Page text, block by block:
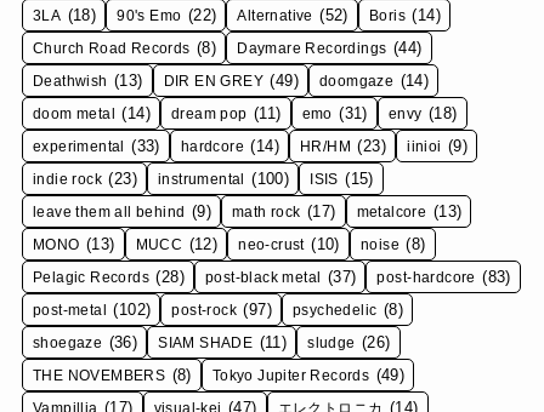
3LA (18) 90's Emo (22) Alternative (52) Boris (14)
Church Road Records (8) Daymare Recordings (44)
Deathwish (13) DIR EN GREY (49) doomgaze (14)
doom metal (14) dream pop (11) emo (31) envy (18)
experimental (33) hardcore (14) HR/HM (23) iinioi (9)
indie rock (23) instrumental (100) ISIS (15)
leave them all behind (9) math rock (17) metalcore (13)
MONO (13) MUCC (12) neo-crust (10) noise (8)
Pelagic Records (28) post-black metal (37) post-hardcore (83)
post-metal (102) post-rock (97) psychedelic (8)
shoegaze (36) SIAM SHADE (11) sludge (26)
THE NOVEMBERS (8) Tokyo Jupiter Records (49)
Vampillia (17) visual-kei (47) エレクトロニカ (14)